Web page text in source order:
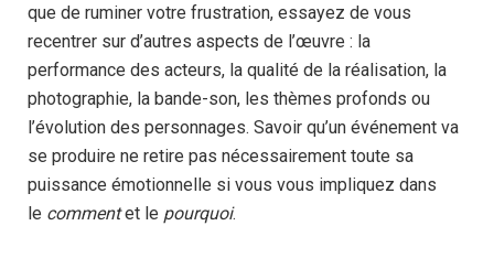
que de ruminer votre frustration, essayez de vous
recentrer sur d’autres aspects de l’œuvre : la
performance des acteurs, la qualité de la réalisation, la
photographie, la bande-son, les thèmes profonds ou
l’évolution des personnages. Savoir qu’un événement va
se produire ne retire pas nécessairement toute sa
puissance émotionnelle si vous vous impliquez dans
le commentet le pourquoi.